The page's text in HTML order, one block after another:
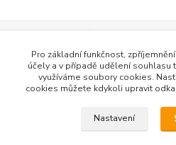
Dotazy na zboží: 733 739
Kozlovská 3214/15b Přerov
Pro základní funkčnost,
účely a v případě udělení souhlasu
využíváme soubory cookies.
cookies můžete kdykoli upravit
Nastavení